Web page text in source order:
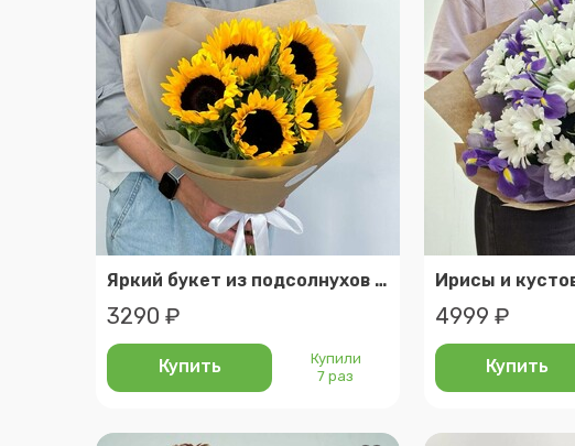
Яркий букет из подсолнухов в крафте (размер s)
3290 ₽
Купить
Купили
7 раз
4999 ₽
Купить